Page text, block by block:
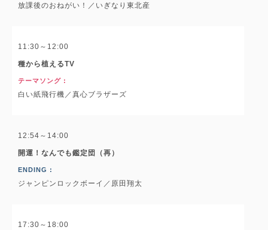
放課後のおねがい！／いぎなり東北産
11:30～12:00
種から植えるTV
テーマソング :
白い紙飛行機／真心ブラザーズ
12:54～14:00
開運！なんでも鑑定団（再）
ENDING :
ジャンピンロックボーイ／原田翔太
17:30～18:00